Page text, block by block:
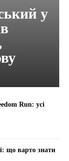
у
Run: усі
що варто знати